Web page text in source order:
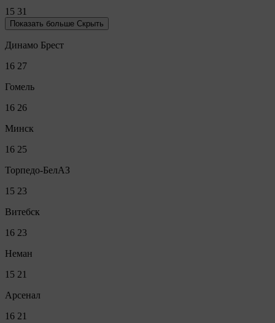
15 31
Показать больше Скрыть
Динамо Брест
16 27
Гомель
16 26
Минск
16 25
Торпедо-БелАЗ
15 23
Витебск
16 23
Неман
15 21
Арсенал
16 21